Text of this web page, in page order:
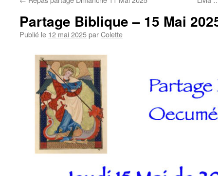
Partage Biblique – 15 Mai
Publié le 12 mai 2025parColette